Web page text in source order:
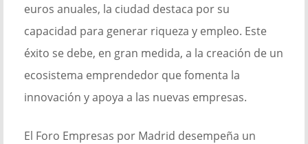
euros anuales, la ciudad destaca por su
capacidad para generar riqueza y empleo. Este
éxito se debe, en gran medida, a la creación de un
ecosistema emprendedor que fomenta la
innovación y apoya a las nuevas empresas.
El Foro Empresas por Madrid desempeña un